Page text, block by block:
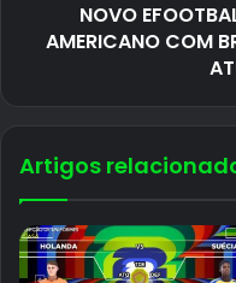
NOVO
AMERICANO COM
Artigos